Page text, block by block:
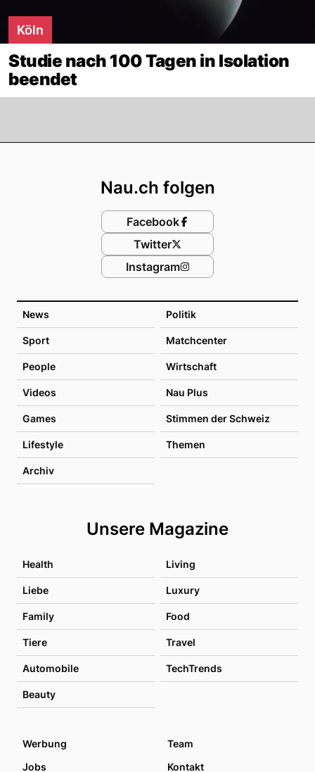
Köln
Studie nach 100 Tagen in Isolation
beendet
News Politik
Sport Matchcenter
People Wirtschaft
Videos Nau Plus
Games Stimmen der Schweiz
Lifestyle Themen
Archiv
Unsere Magazine
Health Living
Liebe Luxury
Family Food
Tiere Travel
Automobile TechTrends
Beauty
Nau.ch folgen
Facebook
Twitter
Instagram
Werbung
Team
Jobs
Kontakt